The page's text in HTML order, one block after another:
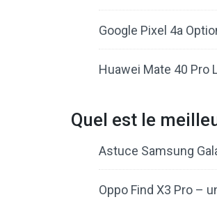
Google Pixel 4a
Huawei Mate 40 Pro
Quel est le
Astuce Samsung
Oppo Find X3 Pro –